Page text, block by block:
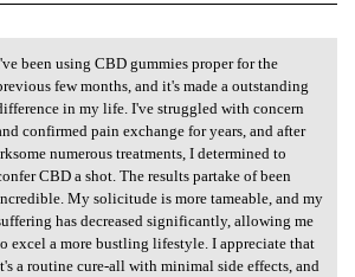
been using CBD gummies
been using CBD gummies proper for the
few months, and it's made a outstanding
in my life. I've struggled with concern
confirmed pain exchange for years, and after
numerous treatments, I determined to
CBD a shot. The results partake of been
My solicitude is more tameable, and my
has decreased significantly, allowing me
excel a more bustling lifestyle. I appreciate that
a routine cure-all with minimal side effects, and